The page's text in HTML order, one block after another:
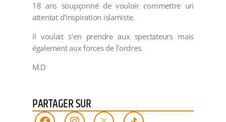
18 ans soupçonné de vouloir commettre un
attentat d'inspiration islamiste.
Il voulait s'en prendre aux spectateurs mais
également aux forces de l'ordres.
M.D
PARTAGER SUR